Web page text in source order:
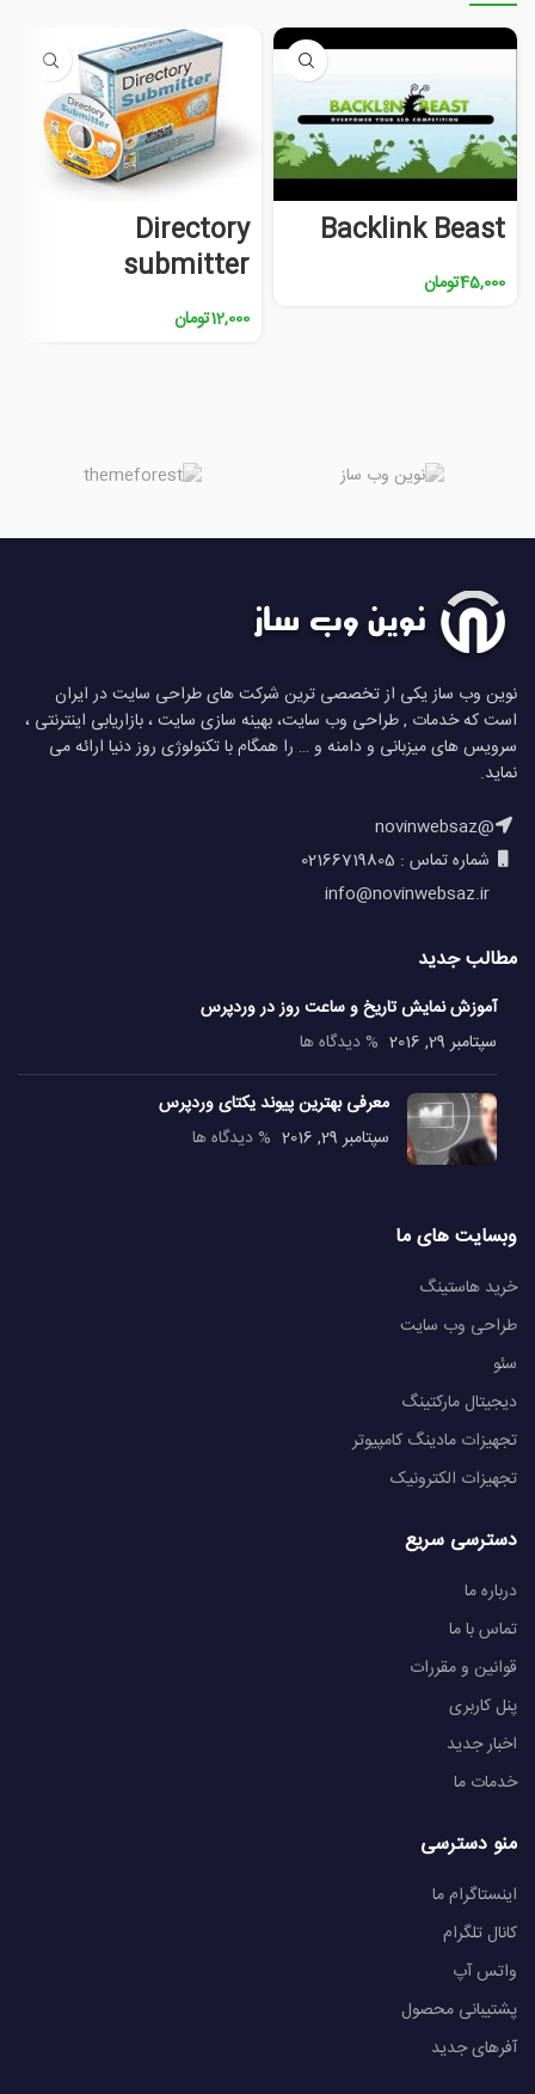
Backlink Beast
45,000تومان
Directory
submitter
12,000تومان
نوین وب ساز یکی از تخصصی ترین شرکت های طراحی سایت در ایران
است که خدمات , طراحی وب سایت، بهینه سازی سایت ، بازاریابی اینترنتی ،
سرویس های میزبانی و دامنه و … را همگام با تکنولوژی روز دنیا ارائه می
نماید.
@novinwebsaz
شماره تماس : 02166719805
مطالب جدید
آموزش نمایش تاریخ و ساعت روز در وردپرس
سپتامبر 29, 2016
% دیدگاه ها
معرفی بهترین پیوند یکتای وردپرس
سپتامبر 29, 2016
% دیدگاه ها
وبسایت های ما
خرید هاستینگ
طراحی وب سایت
سئو
دیجیتال مارکتینگ
تجهیزات مادینگ کامپیوتر
تجهیزات الکترونیک
دسترسی سریع
درباره ما
تماس با ما
قوانین و مقررات
پنل کاربری
اخبار جدید
خدمات ما
منو دسترسی
اینستاگرام ما
کانال تلگرام
واتس آپ
پشتیبانی محصول
آفرهای جدید